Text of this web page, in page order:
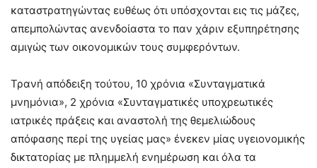
καταστρατηγώντας ευθέως ότι υπόσχονται εις τις μάζες,
απεμπολώντας ανενδοίαστα το παν χάριν εξυπηρέτησης
αμιγώς των οικονομικών τους συμφερόντων.
Τρανή απόδειξη τούτου, 10 χρόνια «Συνταγματικά
μνημόνια», 2 χρόνια «Συνταγματικές υποχρεωτικές
ιατρικές πράξεις και αναστολή της θεμελιώδους
απόφασης περί της υγείας μας» ένεκεν μίας υγειονομικής
δικτατορίας με πλημμελή ενημέρωση και όλα τα